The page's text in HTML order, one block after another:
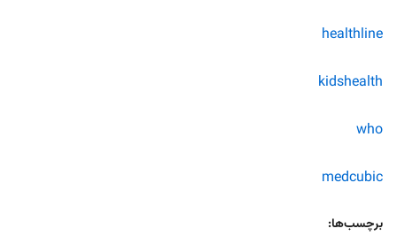
healthline
kidshealth
who
medcubic
برچسب‌ها: